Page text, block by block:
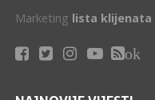
Marketing lista klijenata
ok